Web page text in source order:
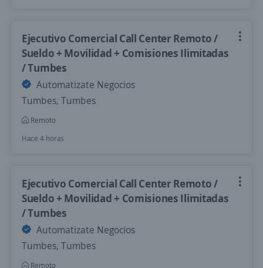
Ejecutivo Comercial Call Center Remoto /
Sueldo + Movilidad + Comisiones Ilimitadas
/ Tumbes
Automatizate Negocios
Tumbes, Tumbes
Remoto
Hace 4 horas
Ejecutivo Comercial Call Center Remoto /
Sueldo + Movilidad + Comisiones Ilimitadas
/ Tumbes
Automatizate Negocios
Tumbes, Tumbes
Remoto